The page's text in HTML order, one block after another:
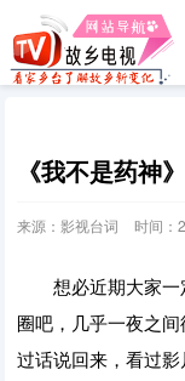
《我不是药神
来源：影视台词 时间：
想必近期大家一
圈吧，几乎一夜之
过话说回来，看过